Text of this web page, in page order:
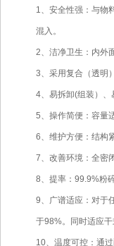
1、安全性强：与物
混入。
2、洁净卫生：内外
3、采用复合（透明
4、易拆卸(组装）
5、操作简便：容量
6、维护方便：结构
7、改善环境：全密
8、提率：99.9%粉
9、广谱适应：对于
于98%。同时适应
10、温度可控：通